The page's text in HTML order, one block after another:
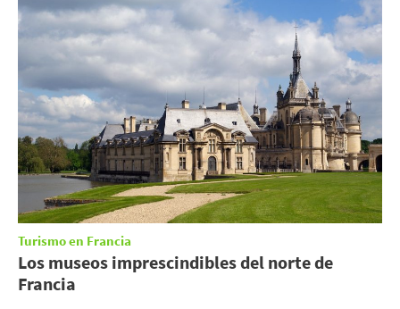
Turismo en Francia
Los museos imprescindibles del norte de
Francia